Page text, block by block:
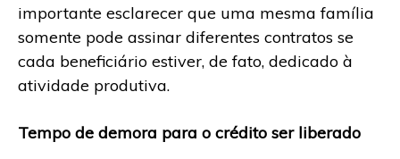
importante esclarecer que uma mesma família
somente pode assinar diferentes contratos se
cada beneficiário estiver, de fato, dedicado à
atividade produtiva.
Tempo de demora para o crédito ser liberado